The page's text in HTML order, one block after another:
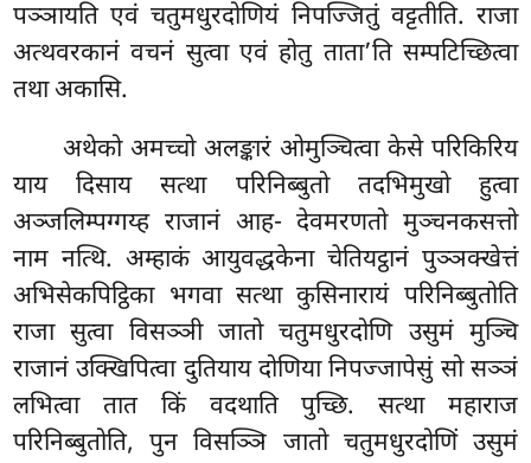
पञ्ञायति एवं चतुमधुरदोणियं निपज्जितुं वट्टतीति. राजा
अत्थवरकानं वचनं सुत्वा एवं होतु ताता’ति सम्पटिच्छित्वा
तथा अकासि.
अथेको अमच्चो अलङ्कारं ओमुञ्चित्वा केसे परिकिरिय
याय दिसाय सत्था परिनिब्बुतो तदभिमुखो हुत्वा
अञ्जलिम्पग्गय्ह राजानं आह- देवमरणतो मुञ्चनकसत्तो
नाम नत्थि. अम्हाकं आयुवद्धकेना चेतियट्ठानं पुञ्ञक्खेत्तं
अभिसेकपिट्ठिका भगवा सत्था कुसिनारायं परिनिब्बुतोति
राजा सुत्वा विसञ्ञी जातो चतुमधुरदोणि उसुमं मुञ्चि
राजानं उक्खिपित्वा दुतियाय दोणिया निपज्जापेसुं सो सञ्ञं
लभित्वा तात किं वदथाति पुच्छि. सत्था महाराज
परिनिब्बुतोति, पुन विसञ्ञि जातो चतुमधुरदोणिं उसुमं